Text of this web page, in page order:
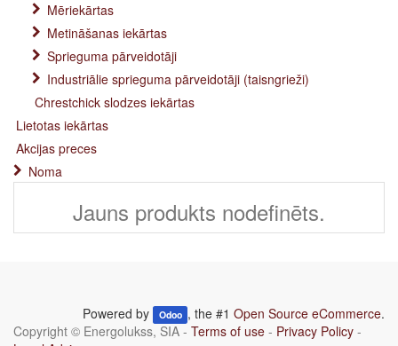
Mēriekārtas
Metināšanas iekārtas
Sprieguma pārveidotāji
Industriālie sprieguma pārveidotāji (taisngrieži)
Chrestchick slodzes iekārtas
Lietotas iekārtas
Akcijas preces
Noma
Jauns produkts nodefinēts.
Powered by Odoo , the #1 Open Source eCommerce.
Copyright © Energolukss, SIA - Terms of use - Privacy Policy -